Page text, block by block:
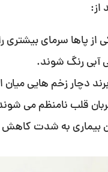
از:
از پاها سرمای
آبی رنگ شوند.
دچار زخم هایی میان
قلب نامنظم می
بیماری به شدت